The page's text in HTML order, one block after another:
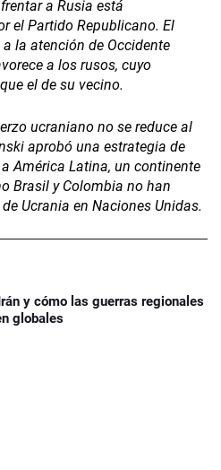
a Rusia está
el Partido Republicano. El
la atención de Occidente
a los rusos, cuyo
el de su vecino.
ucraniano no se reduce al
aprobó una estrategia de
América Latina, un continente
Brasil y Colombia no han
Ucrania en Naciones Unidas.
y cómo las guerras regionales
globales